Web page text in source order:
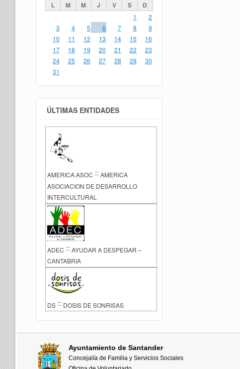
L M M J V S D
1
2
3
4 5 6 7 8
9
10
11 12 13 14 15
16
17
18 19 20 21 22
23
24
25 26 27 28 29
30
31
ÚLTIMAS ENTIDADES
AMERICA.ASOC :::AMERICA
ASOCIACION DE DESARROLLO
INTERCULTURAL
ADEC ::: AYUDAR A DESPEGAR –
CANTABRIA
DS ::: DOSIS DE SONRISAS
Ayuntamiento de Santander
Concejalía de Familia y Servicios Sociales